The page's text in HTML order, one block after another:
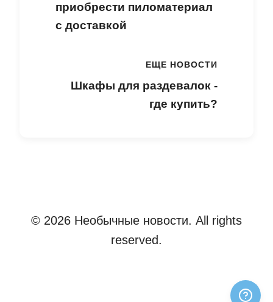
приобрести пиломатериал
с доставкой
ЕЩЕ НОВОСТИ
Шкафы для раздевалок -
где купить?
© 2026 Необычные новости. All rights
reserved.